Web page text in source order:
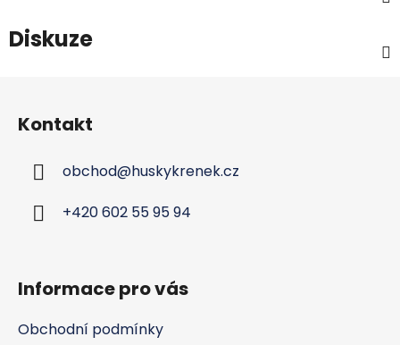
Diskuze
Kontakt
obchod@huskykrenek.cz
+420 602 55 95 94
Informace pro vás
Obchodní podmínky